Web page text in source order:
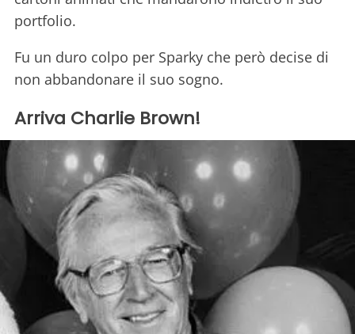
portfolio.
Fu un duro colpo per Sparky che però decise di
non abbandonare il suo sogno.
Arriva Charlie Brown!